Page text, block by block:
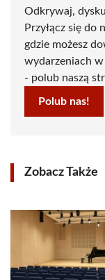
Odkrywaj,
Przyłącz się do
gdzie możesz
wydarzeniach
- polub naszą
Polub nas!
Zobacz Także